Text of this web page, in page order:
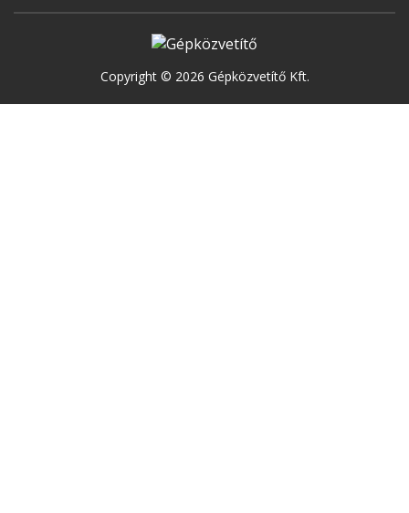
Copyright © 2026 Gépközvetítő Kft.